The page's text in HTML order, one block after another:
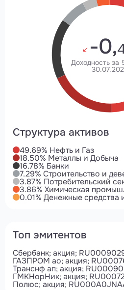
-0,
Доходность за
Структура активов
49.69% Нефть и Газ
18.50% Металлы и Добыча
16.78% Банки
7.29% Строительство и
3.87% Потребительский
3.86% Химическая
0.01% Денежные средства
Топ эмитентов
Сбербанк; акция;
ГАЗПРОМ ао; акция;
Транснф ап; акция;
ГМКНорНик; акция;
Полюс; акция;